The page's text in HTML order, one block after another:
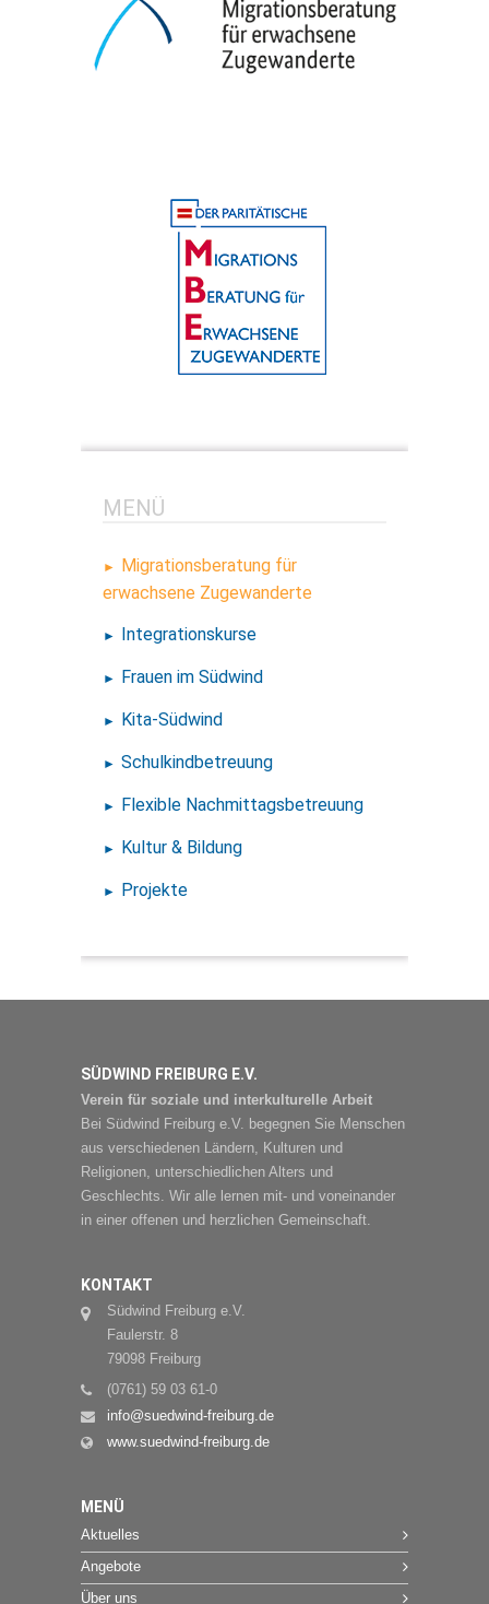
MENÜ
Migrationsberatung für
erwachsene Zugewanderte
Integrationskurse
Frauen im Südwind
Kita-Südwind
Schulkindbetreuung
Flexible Nachmittagsbetreuung
Kultur & Bildung
Projekte
SÜDWIND FREIBURG E.V.
Verein für soziale und interkulturelle Arbeit
Bei Südwind Freiburg e.V. begegnen Sie Menschen
aus verschiedenen Ländern, Kulturen und
Religionen, unterschiedlichen Alters und
Geschlechts. Wir alle lernen mit- und voneinander
in einer offenen und herzlichen Gemeinschaft.
KONTAKT
Südwind Freiburg e.V.
Faulerstr. 8
79098 Freiburg
(0761) 59 03 61-0
info@suedwind-freiburg.de
www.suedwind-freiburg.de
MENÜ
Aktuelles
Angebote
Über uns